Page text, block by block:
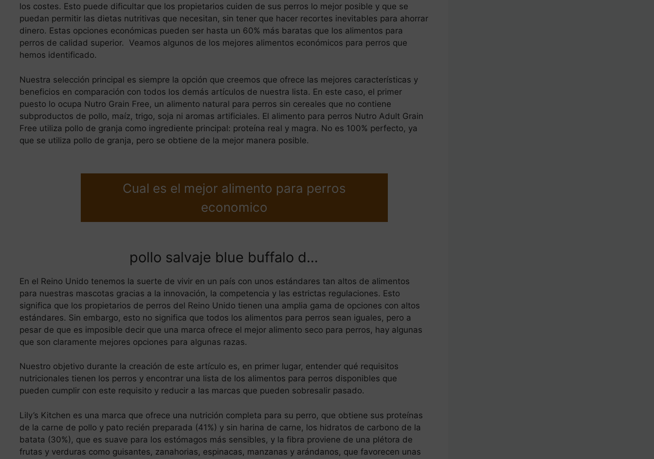
los costes. Esto puede dificultar que los propietarios cuiden de sus perros lo mejor posible y que se
puedan permitir las dietas nutritivas que necesitan, sin tener que hacer recortes inevitables para ahorrar
dinero. Estas opciones económicas pueden ser hasta un 60% más baratas que los alimentos para
perros de calidad superior. Veamos algunos de los mejores alimentos económicos para perros que
hemos identificado.
Nuestra selección principal es siempre la opción que creemos que ofrece las mejores características y
beneficios en comparación con todos los demás artículos de nuestra lista. En este caso, el primer
puesto lo ocupa Nutro Grain Free, un alimento natural para perros sin cereales que no contiene
subproductos de pollo, maíz, trigo, soja ni aromas artificiales. El alimento para perros Nutro Adult Grain
Free utiliza pollo de granja como ingrediente principal: proteína real y magra. No es 100% perfecto, ya
que se utiliza pollo de granja, pero se obtiene de la mejor manera posible.
Cual es el mejor alimento para perros
economico
pollo salvaje blue buffalo d…
En el Reino Unido tenemos la suerte de vivir en un país con unos estándares tan altos de alimentos
para nuestras mascotas gracias a la innovación, la competencia y las estrictas regulaciones. Esto
significa que los propietarios de perros del Reino Unido tienen una amplia gama de opciones con altos
estándares. Sin embargo, esto no significa que todos los alimentos para perros sean iguales, pero a
pesar de que es imposible decir que una marca ofrece el mejor alimento seco para perros, hay algunas
que son claramente mejores opciones para algunas razas.
Nuestro objetivo durante la creación de este artículo es, en primer lugar, entender qué requisitos
nutricionales tienen los perros y encontrar una lista de los alimentos para perros disponibles que
pueden cumplir con este requisito y reducir a las marcas que pueden sobresalir pasado.
Lily’s Kitchen es una marca que ofrece una nutrición completa para su perro, que obtiene sus proteínas
de la carne de pollo y pato recién preparada (41%) y sin harina de carne, los hidratos de carbono de la
batata (30%), que es suave para los estómagos más sensibles, y la fibra proviene de una plétora de
frutas y verduras como guisantes, zanahorias, espinacas, manzanas y arándanos, que favorecen unas